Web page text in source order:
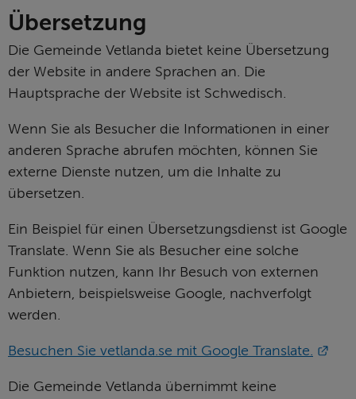
Übersetzung
Die Gemeinde Vetlanda bietet keine Übersetzung
der Website in andere Sprachen an. Die
Hauptsprache der Website ist Schwedisch.
Wenn Sie als Besucher die Informationen in einer
anderen Sprache abrufen möchten, können Sie
externe Dienste nutzen, um die Inhalte zu
übersetzen.
Ein Beispiel für einen Übersetzungsdienst ist Google
Translate. Wenn Sie als Besucher eine solche
Funktion nutzen, kann Ihr Besuch von externen
Anbietern, beispielsweise Google, nachverfolgt
werden.
Besuchen Sie vetlanda.se mit Google Translate.
Die Gemeinde Vetlanda übernimmt keine